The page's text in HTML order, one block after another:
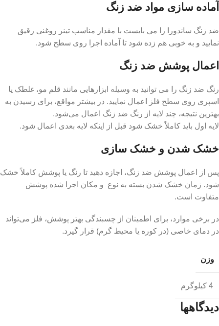
آماده سازی مواد ضد زنگ
ضد زنگ ساندورا را می بایست با مقدار مناسب تینر روغنی رقیق
نمایید و به خوبی هم زده شود تا آماده اجرا روی سطح شود.
اعمال پوشش ضد زنگ
رنگ ضد زنگ را می توانید به وسیله ابزارهایی مانند قلم‌ مو، غلطک یا
اسپری روی سطح فلز اعمال نمایید. در بیشتر مواقع، برای رسیدن به
بهترین نتیجه، چند لایه از رنگ ضد زنگ اعمال می‌شود.
لایه اول باید کاملاً خشک شود قبل از اینکه لایه بعدی اعمال شود.
خشک شدن و خشک سازی
پس از اعمال پوشش ضد زنگ، اجازه دهید تا رنگ یا پوشش کاملاً خشک
شود. زمان خشک شدن بسته به نوع و مکان اجرا شده پوشش
متفاوت است.
در برخی موارد، برای اطمینان از چسبندگی بهتر پوشش، فلز می‌تواند
در دمای خاصی (در کوره یا محیط گرم) قرار گیرد.
وزن
4 کیلوگرم
دیدگاهها